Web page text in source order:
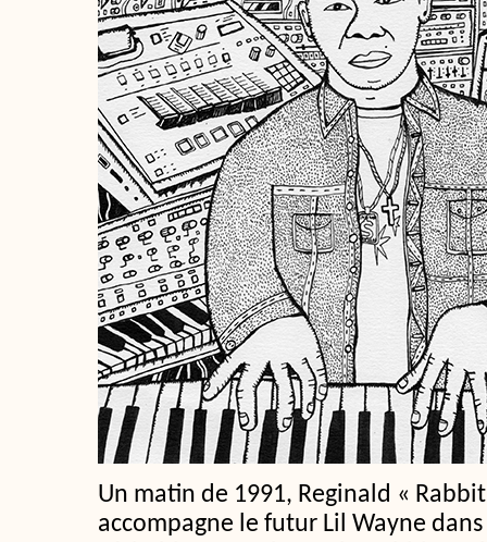
Un matin de 1991, Reginald «
accompagne le futur Lil Wayne